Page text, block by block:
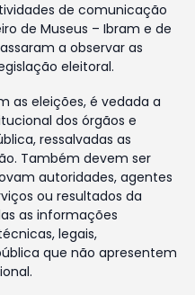
de comunicação
de Museus – Ibram e de
a observar as
eleitoral.
as eleições, é vedada a
dos órgãos e
ressalvadas as
Também devem ser
autoridades, agentes
ou resultados da
as informações
legais,
que não apresentem